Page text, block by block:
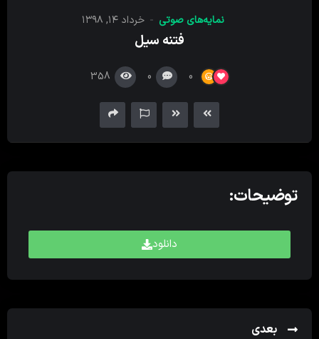
نمایه‌های صوتی خرداد ۱۴, ۱۳۹۸
فتنه سیل
0
0
358
توضیحات:
دانلود
بعدی